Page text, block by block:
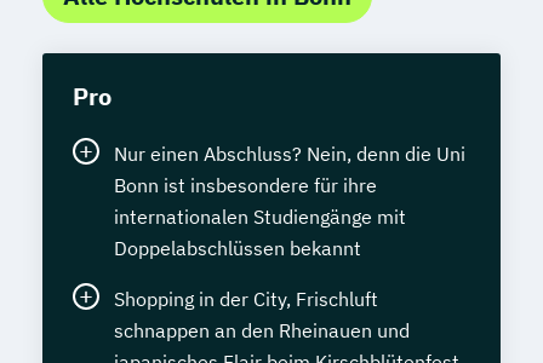
Pro
Nur einen Abschluss? Nein, denn die Uni
Bonn ist insbesondere für ihre
internationalen Studiengänge mit
Doppelabschlüssen bekannt
Shopping in der City, Frischluft
schnappen an den Rheinauen und